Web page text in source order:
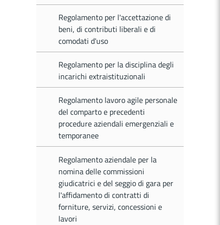
Regolamento per l'accettazione di
beni, di contributi liberali e di
comodati d'uso
Regolamento per la disciplina degli
incarichi extraistituzionali
Regolamento lavoro agile personale
del comparto e precedenti
procedure aziendali emergenziali e
temporanee
Regolamento aziendale per la
nomina delle commissioni
giudicatrici e del seggio di gara per
l'affidamento di contratti di
forniture, servizi, concessioni e
lavori